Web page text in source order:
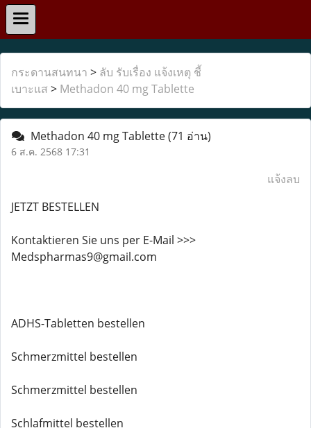
กระดานสนทนา > ลับ รับเรื่อง แจ้งเหตุ ชี้
เบาะแส > Methadon 40 mg Tablette
Methadon 40 mg Tablette(71 อ่าน)
6 ส.ค. 2568 17:31
แจ้งลบ
JETZT BESTELLEN
Kontaktieren Sie uns per E-Mail >>>
Medspharmas9@gmail.com
ADHS-Tabletten bestellen
Schmerzmittel bestellen
Schmerzmittel bestellen
Schlafmittel bestellen